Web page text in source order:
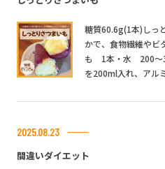
糖質60.6g(1本)しっ
かで、食物繊維やビ
も 1本・水 200～
を200ml入れ、アル
2025.08.23
間違いダイエット